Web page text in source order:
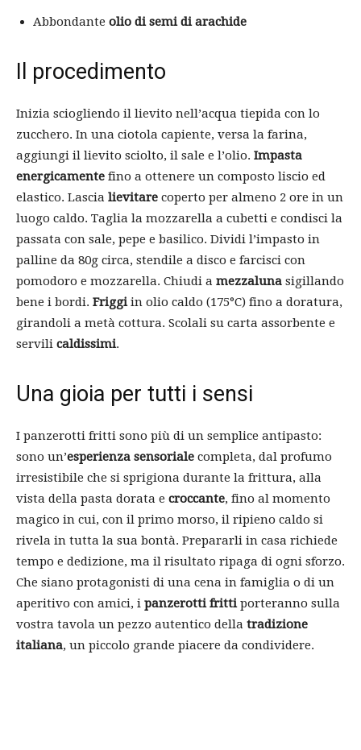
Abbondante olio di semi di arachide
Il procedimento
Inizia sciogliendo il lievito nell’acqua tiepida con lo
zucchero. In una ciotola capiente, versa la farina,
aggiungi il lievito sciolto, il sale e l’olio. Impasta
energicamente fino a ottenere un composto liscio ed
elastico. Lascia lievitare coperto per almeno 2 ore in un
luogo caldo. Taglia la mozzarella a cubetti e condisci la
passata con sale, pepe e basilico. Dividi l’impasto in
palline da 80g circa, stendile a disco e farcisci con
pomodoro e mozzarella. Chiudi a mezzaluna sigillando
bene i bordi. Friggiin olio caldo (175°C) fino a doratura,
girandoli a metà cottura. Scolali su carta assorbente e
servili caldissimi.
Una gioia per tutti i sensi
I panzerotti fritti sono più di un semplice antipasto:
sono un’esperienza sensoriale completa, dal profumo
irresistibile che si sprigiona durante la frittura, alla
vista della pasta dorata e croccante, fino al momento
magico in cui, con il primo morso, il ripieno caldo si
rivela in tutta la sua bontà. Prepararli in casa richiede
tempo e dedizione, ma il risultato ripaga di ogni sforzo.
Che siano protagonisti di una cena in famiglia o di un
aperitivo con amici, i panzerotti frittiporteranno sulla
vostra tavola un pezzo autentico della tradizione
italiana, un piccolo grande piacere da condividere.